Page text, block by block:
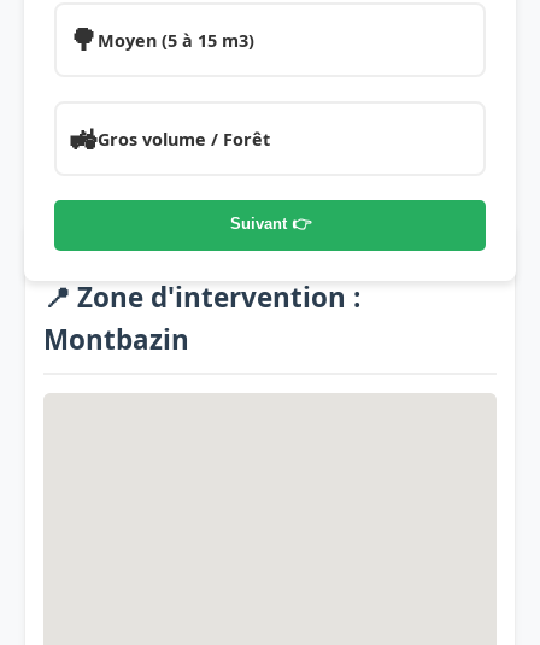
🌳 Moyen (5 à 15 m3)
🚜Gros volume / Forêt
Suivant 👉
📍 Zone d'intervention :
Montbazin